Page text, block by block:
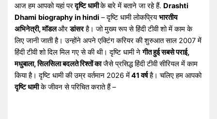
आज हम आपको यहां परदृष्टि धामीके बारे में बताने जा रहे हैं. Drashti
Dhami biography in hindi – दृष्टि धामी लोकप्रियभारतीय
अभिनेत्री, मॉडलऔरडांसरहै। जो मुख्य रूप से हिंदी टीवी शो में काम के
लिए जानी जाती है। उन्होंने अपने एक्टिंग करियर की शुरुआत साल 2007 में
हिंदी टीवी शो दिल मिल गए से की थी। दृष्टि धामी नेगीत हुई सबसे पराई,
मधुबाला, सिलसिला बदलते रिश्तों काजैसे प्रसिद्ध हिंदी टीवी सीरियल में काम
किया है। दृष्टि धामी की उम्र वर्तमान 2026 में41 वर्षहै। चलिए हम आपको
दृष्टि धामीके जीवन से परिचित कराते हैं –